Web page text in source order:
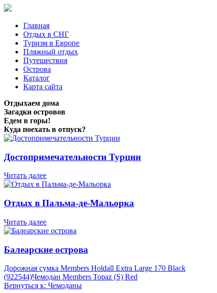
Главная
Отдых в СНГ
Туризм в Европе
Пляжный отдых
Путешествия
Острова
Каталог
Карта сайта
Отдыхаем дома
Загадки островов
Едем в горы!
Куда поехать в отпуск?
Достопримечательности Турции
Читать далее
Отдых в Пальма-де-Мальорка
Читать далее
Балеарские острова
Дорожная сумка Members Holdall Extra Large 170 Black
(922544)Чемодан Members Topaz (S) Red
Вернуться к: Чемоданы